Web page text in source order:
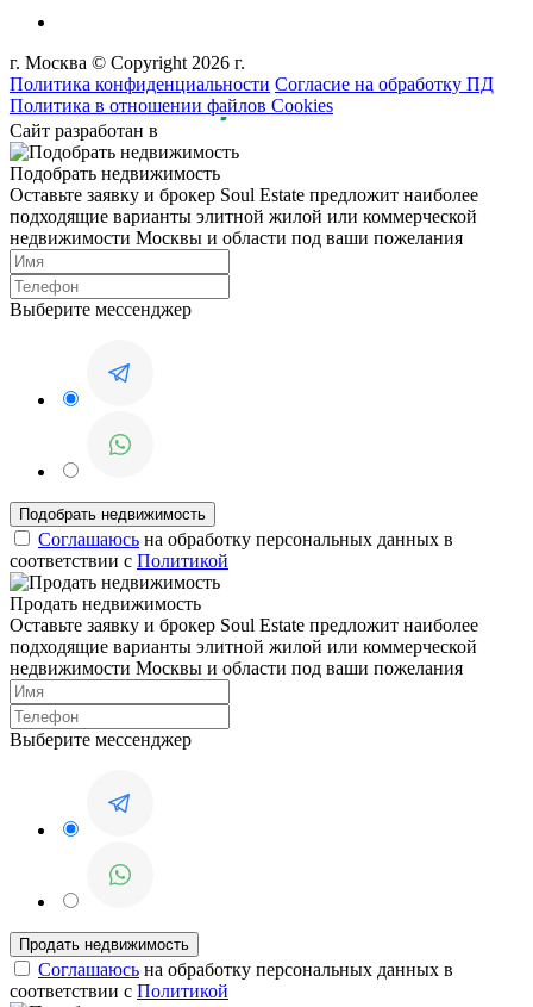
г. Москва © Copyright 2026 г.
Политика конфиденциальности Согласие на обработку ПД
Политика в отношении файлов Cookies
Сайт разработан в
Подобрать недвижимость
Оставьте заявку и брокер Soul Estate предложит наиболее
подходящие варианты элитной жилой или коммерческой
недвижимости Москвы и области под ваши пожелания
Выберите мессенджер
Соглашаюсь на обработку персональных данных в
соответствии с Политикой
Продать недвижимость
Оставьте заявку и брокер Soul Estate предложит наиболее
подходящие варианты элитной жилой или коммерческой
недвижимости Москвы и области под ваши пожелания
Выберите мессенджер
Соглашаюсь на обработку персональных данных в
соответствии с Политикой